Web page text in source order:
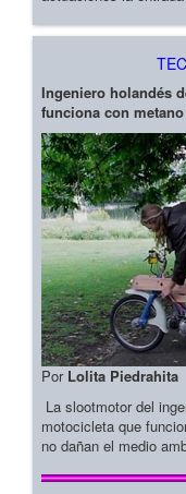
Ingeniero holandés
funciona con
Por Lolita Piedrahita
La slootmotor del
motocicleta que
no dañan el medio